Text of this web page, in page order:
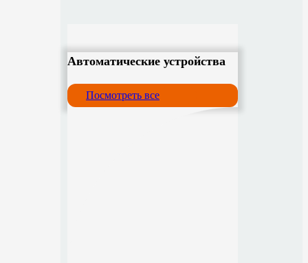
Автоматические устройства
Посмотреть все